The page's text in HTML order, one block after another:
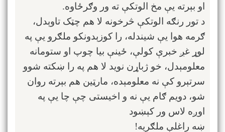
او بېرته یې مخ الوتکې ته ور وګرځاوه.
د تور رنګه الوتکې څرخونه لا هم چټک تاوېدل،
ګرمه هوا یې شیندله، را کوزېدونکو ملګرو یې په
لوړ غږ خبرې کولې، ځینې بیا چوپ او ستومانه
معلومېدل، خو ژباړن نوید لا هم په را ښکته شوو
سرتېرو کې نه معلومېده، مارټین هم بېرته روان
شو، دویم ګام یې نه و اخیستی چې چا یې په
اوږه لاس ور کېښود
ښه راغلې ملګریه!